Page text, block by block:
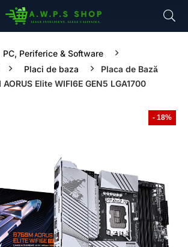
PC, Periferice & Software
Placi de baza
Placa de Bază
Elite WIFI6E GEN5 LGA1700
- 18%